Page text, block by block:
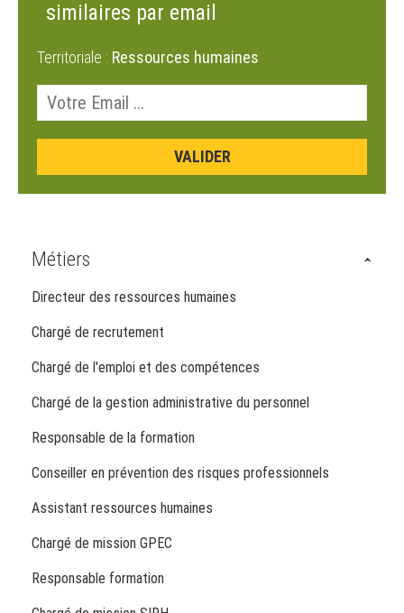
similaires par email
Territoriale : Ressources humaines
Métiers
Directeur des ressources humaines
Chargé de recrutement
Chargé de l'emploi et des compétences
Chargé de la gestion administrative du personnel
Responsable de la formation
Conseiller en prévention des risques professionnels
Assistant ressources humaines
Chargé de mission GPEC
Responsable formation